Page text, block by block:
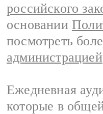
российского
основании
посмотреть
администрацией
Ежедневная
которые в